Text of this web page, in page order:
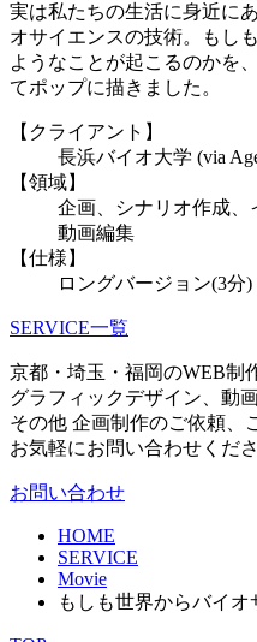
実は私たちの生活に身近に
オサイエンスの技術。もし
ようなことが起こるのかを
てポップに描きました。
【クライアント】
長浜バイオ大学 (via
【領域】
企画、シナリオ作成、
動画編集
【仕様】
ロングバージョン(3
SERVICE一覧
京都・埼玉・福岡のWEB制
グラフィックデザイン、動
その他 企画制作のご依頼、
お気軽にお問い合わせくださ
お問い合わせ
HOME
SERVICE
Movie
もしも世界からバイ